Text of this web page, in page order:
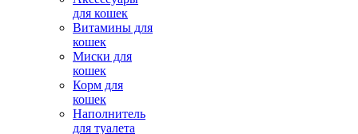
для кошек
Витамины для
кошек
Миски для
кошек
Корм для
кошек
Наполнитель
для туалета